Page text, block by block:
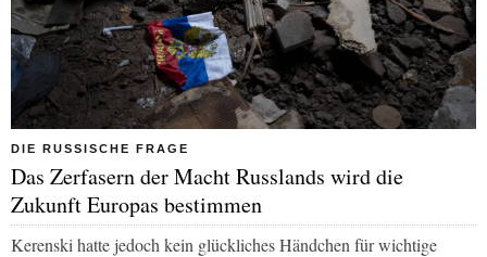
DIE RUSSISCHE FRAGE
Das Zerfasern der Macht Russlands wird die
Zukunft Europas bestimmen
Kerenski hatte jedoch kein glückliches Händchen für wichtige